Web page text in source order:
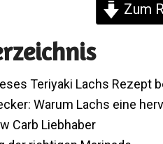
Zum
Teriyaki Lachs Rezept
Warum Lachs eine
Carb Liebhaber